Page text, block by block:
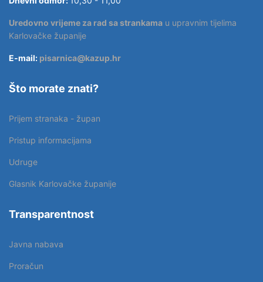
Uredovno vrijeme za rad sa strankama u upravnim tijelima
Karlovačke županije
E-mail: pisarnica@kazup.hr
Što morate znati?
Prijem stranaka - župan
Pristup informacijama
Udruge
Glasnik Karlovačke županije
Transparentnost
Javna nabava
Proračun